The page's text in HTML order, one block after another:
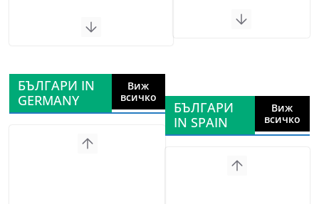
БЪЛГАРИ IN
GERMANY
Виж
всичко
БЪЛГАРИ
IN SPAIN
Виж
всичко